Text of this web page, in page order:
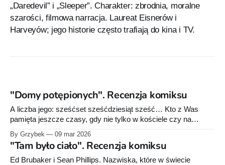
„Daredevil” i „Sleeper”. Charakter: zbrodnia, moralne
szarości, filmowa narracja. Laureat Eisnerów i
Harveyów; jego historie często trafiają do kina i TV.
"Domy potępionych". Recenzja komiksu
A liczba jego: sześćset sześćdziesiąt sześć… Kto z Was
pamięta jeszcze czasy, gdy nie tylko w kościele czy na
katechezie, lecz czasem również na innych lekcjach
pedagodzy przekazywali uczniom „wiedzę”, jakoby część
zespołów muzycznych – takich jak Black Sabbath, Led
Zeppelin czy nawet The Beatles (sic!) – miała przemycać w
By Grzybek 09 mar 2026
"Tam było ciało". Recenzja komiksu
Ed Brubaker i Sean Phillips. Nazwiska, które w świecie